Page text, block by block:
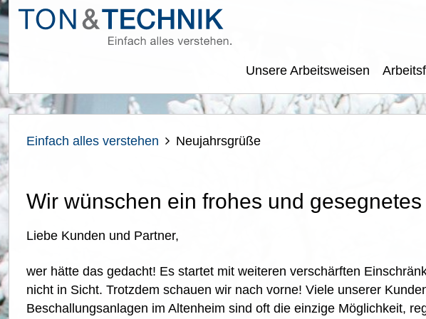
Technik
Scheffe
Unsere Arbeitsweisen
Einfach alles verstehen Neujahrsgrüße
Wir wünschen ein frohes und
Liebe Kunden und Partner,
wer hätte das gedacht! Es startet mit weiteren verschärften
nicht in Sicht. Trotzdem schauen wir nach vorne! Viele unserer
Beschallungsanlagen im Altenheim sind oft die einzige Möglichkeit,